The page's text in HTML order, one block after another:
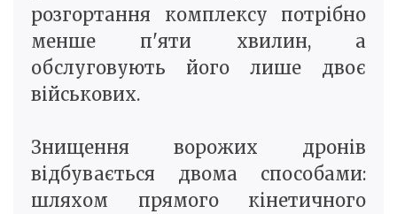
розгортання комплексу потрібно
менше п'яти хвилин, а
обслуговують його лише двоє
військових.
Знищення ворожих дронів
відбувається двома способами:
шляхом прямого кінетичного